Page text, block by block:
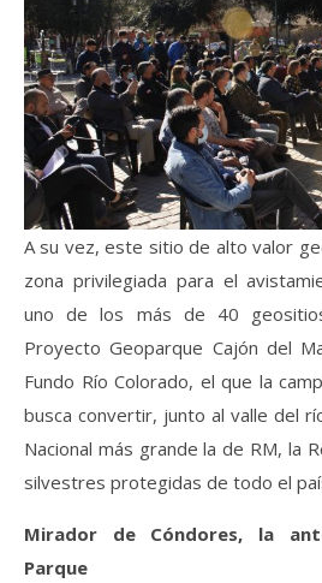
A su vez, este sitio de alto valor
zona privilegiada para el
uno de los más de 40
Proyecto Geoparque Cajón del
Fundo Río Colorado, el que la
busca convertir, junto al valle del
Nacional más grande la de RM, la
silvestres protegidas de todo el
Mirador de Cóndores, la
Parque